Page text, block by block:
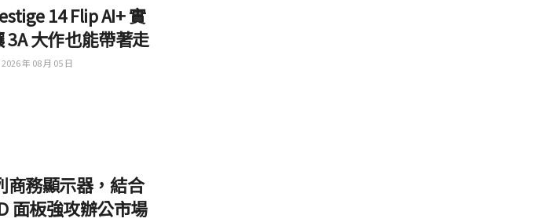
14 Flip AI+ 實
大作也能帶著走
年 08 月 05 日
商務顯示器，結合
面板強攻辦公市場